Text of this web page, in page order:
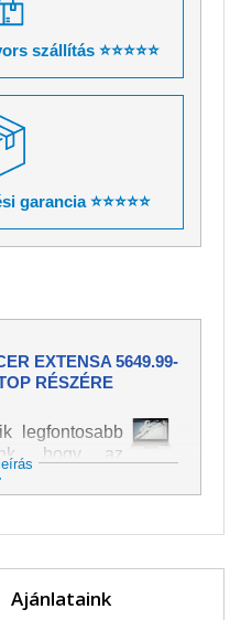
szállítás ⭐⭐⭐⭐⭐
⭐⭐⭐⭐⭐
EXTENSA 5649.99-
RÉSZÉRE
legfontosabb
hogy az
minőségű
különféle
óvatossággal
közé a
Ajánlataink